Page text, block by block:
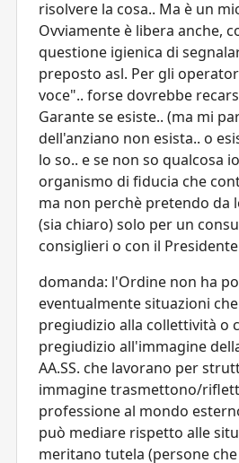
risolvere la cosa.. Ma è un
Ovviamente è libera anche,
questione igienica di
preposto asl. Per gli
voce".. forse dovrebbe
Garante se esiste.. (ma mi
dell'anziano non esista.. o
lo so.. e se non so qualcosa
organismo di fiducia che
ma non perchè pretendo da
(sia chiaro) solo per un
consiglieri o con il
domanda: l'Ordine non ha
eventualmente situazioni
pregiudizio alla collettività o
pregiudizio all'immagine
AA.SS. che lavorano per
immagine trasmettono/
professione al mondo
può mediare rispetto alle
meritano tutela (persone